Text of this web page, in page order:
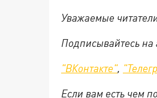
Уважаемые
Подписывайтесь
"ВКонтакте",
Если вам есть чем